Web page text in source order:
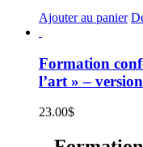
Ajouter au panier
Formation
l’art » –
23.00$